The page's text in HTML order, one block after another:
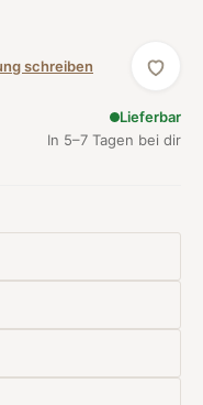
schreiben
Lieferbar
In 5–7 Tagen bei dir